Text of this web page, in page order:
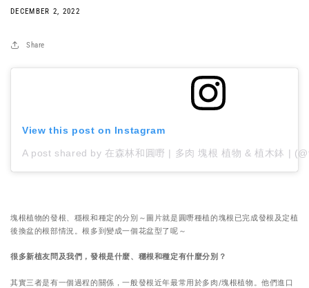
DECEMBER 2, 2022
Share
View this post on Instagram
A post shared by 在森林和圓嘢 | 多肉 塊根 植物 & 植木鉢 |
塊根植物的發根、穩根和種定的分別～圖片就是圓嘢種植的塊根已完成發根及定植
後換盆的根部情況。根多到變成一個花盆型了呢～
很多新植友問及我們，發根是什麼、穩根和種定有什麼分別？
其實三者是有一個過程的關係，一般發根近年最常用於多肉/塊根植物。他們進口